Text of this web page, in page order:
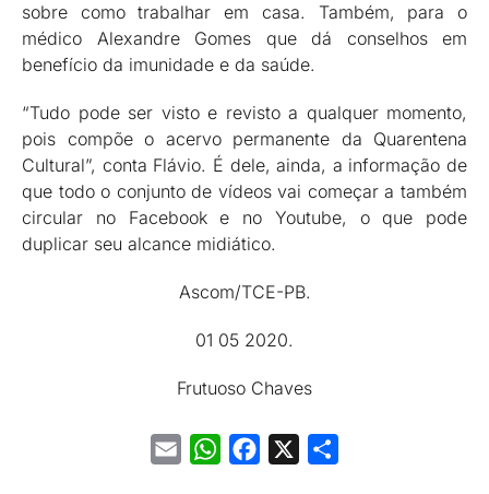
sobre como trabalhar em casa. Também, para o
médico Alexandre Gomes que dá conselhos em
benefício da imunidade e da saúde.
“Tudo pode ser visto e revisto a qualquer momento,
pois compõe o acervo permanente da Quarentena
Cultural”, conta Flávio. É dele, ainda, a informação de
que todo o conjunto de vídeos vai começar a também
circular no Facebook e no Youtube, o que pode
duplicar seu alcance midiático.
Ascom/TCE-PB.
01 05 2020.
Frutuoso Chaves
Email WhatsAppFacebook